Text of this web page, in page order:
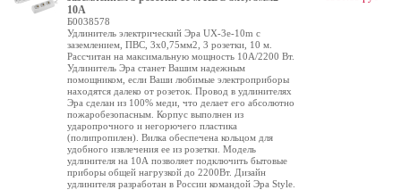
10А
Б0038578
Удлинитель электрический Эра UX-3e-10m с
заземлением, ПВС, 3x0,75мм2, 3 розетки, 10 м.
Рассчитан на максимальную мощность 10А/2200 Вт.
Удлинитель Эра станет Вашим надежным
помощником, если Ваши любимые электроприборы
находятся далеко от розеток. Провод в удлинителях
Эра сделан из 100% меди, что делает его абсолютно
пожаробезопасным. Корпус выполнен из
ударопрочного и негорючего пластика
(полипропилен). Вилка обеспечена кольцом для
удобного извлечения ее из розетки. Модель
удлинителя на 10А позволяет подключить бытовые
приборы общей нагрузкой до 2200Вт. Дизайн
удлинителя разработан в России командой Эра Style.